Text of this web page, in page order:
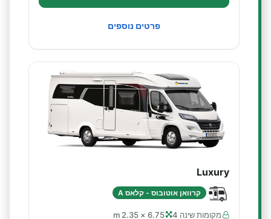
פרטים נוספים
Luxury
קרוואן אוטובוס - קלאס A
מקומות שינה 4 6.75 × 2.35 m